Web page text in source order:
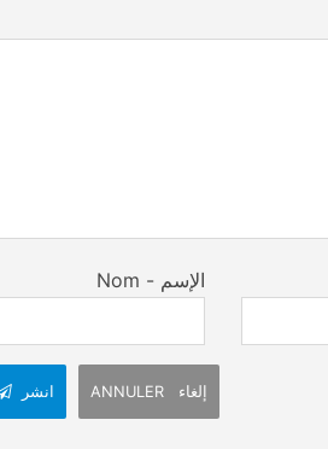
Nom - الإسم
انشر ANNULER إلغاء